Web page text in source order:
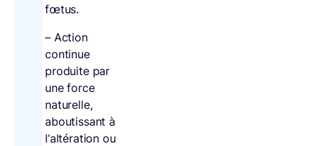
fœtus.
– Action
continue
produite par
une force
naturelle,
aboutissant à
l’altération ou